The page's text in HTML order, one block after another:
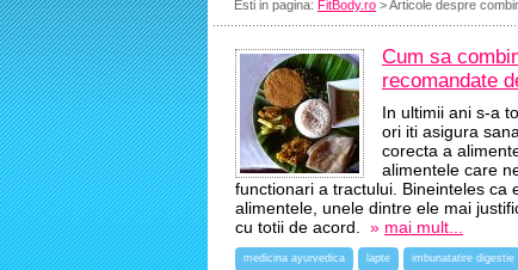
Esti in pagina: FitBody.ro > Articole despre
Cum sa
recomandate
In ultimii ani s-a
ori iti asigura
corecta a
alimentele care
functionari a tractului. Bineinteles ca
alimentele, unele dintre ele mai
cu totii de acord. » mai mult...
medicina ayurvedica lapte imbunatatire digestie